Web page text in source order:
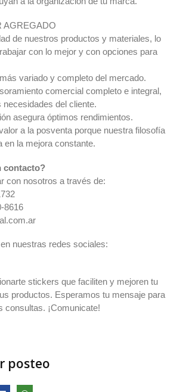
AGREGADO
de nuestros productos y materiales, lo
con lo mejor y con opciones para
variado y completo del mercado.
comercial completo e integral,
necesidades del cliente.
asegura óptimos rendimientos.
a la posventa porque nuestra filosofía
en la mejora constante.
contacto?
con nosotros a través de:
8616
nuestras redes sociales:
stickers que faciliten y mejoren tu
productos. Esperamos tu mensaje para
consultas. ¡Comunicate!
posteo